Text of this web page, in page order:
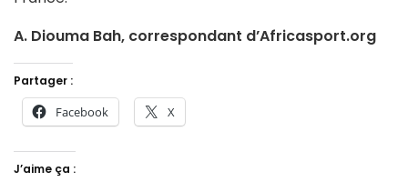
A. Diouma Bah, correspondant d’Africasport.org
Partager :
Facebook X
J’aime ça :